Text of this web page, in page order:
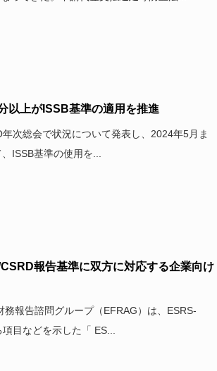
以上がISSB基準の適用を推進
次総会で状況について発表し、2024年5月ま
ISSB基準の使用を...
報告基準に双方に対応する企業向け
報告諮問グループ（EFRAG）は、ESRS-
目などを示した「 ES...